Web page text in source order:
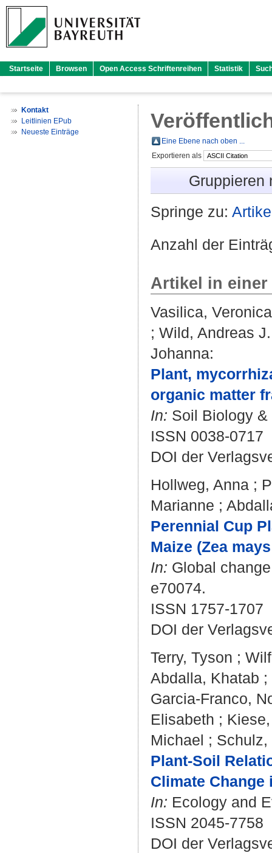
Startseite Browsen Open Access Schriftenreihen Statistik
Kontakt
Leitlinien EPub
Neueste Einträge
Eine Ebene nach oben ...
Exportieren als
Gruppieren
Springe zu:
Anzahl der
Artikel in
Vasilica, Veronica
; Wild, Andreas J.
Johanna:
Plant,
organic matter
In: Soil Biology &
ISSN 0038-0717
DOI der
Hollweg, Anna ;
Marianne ;
Perennial Cup
Maize (Zea
In: Global
e70074.
ISSN 1757-1707
DOI der
Terry, Tyson ;
Abdalla, Khatab ;
Garcia-Franco,
Elisabeth ;
Michael ; Schulz,
Plant-Soil
Climate
In: Ecology and
ISSN 2045-7758
DOI der